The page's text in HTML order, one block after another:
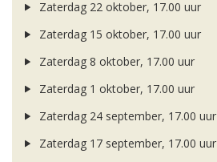
Zaterdag 22 oktober, 17.00 uur
Zaterdag 15 oktober, 17.00 uur
Zaterdag 8 oktober, 17.00 uur
Zaterdag 1 oktober, 17.00 uur
Zaterdag 24 september, 17.00 uur
Zaterdag 17 september, 17.00 uur